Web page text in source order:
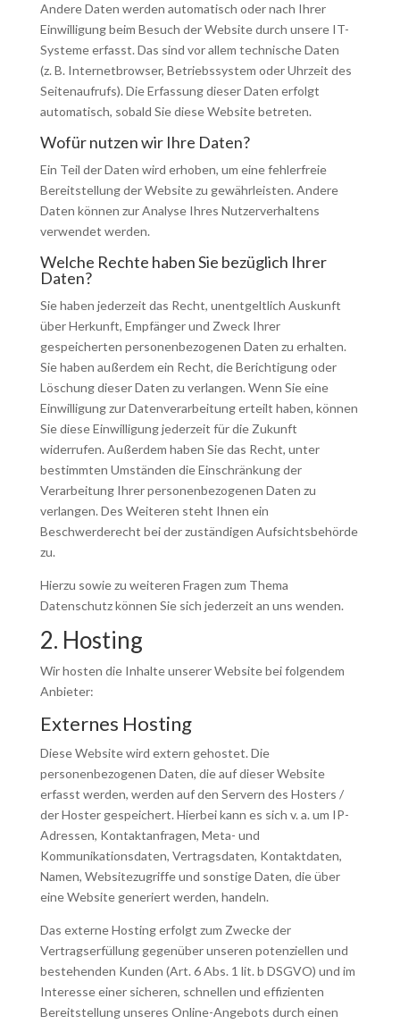
Andere Daten werden automatisch oder nach Ihrer
Einwilligung beim Besuch der Website durch unsere IT-
Systeme erfasst. Das sind vor allem technische Daten
(z. B. Internetbrowser, Betriebssystem oder Uhrzeit des
Seitenaufrufs). Die Erfassung dieser Daten erfolgt
automatisch, sobald Sie diese Website betreten.
Wofür nutzen wir Ihre Daten?
Ein Teil der Daten wird erhoben, um eine fehlerfreie
Bereitstellung der Website zu gewährleisten. Andere
Daten können zur Analyse Ihres Nutzerverhaltens
verwendet werden.
Welche Rechte haben Sie bezüglich Ihrer
Daten?
Sie haben jederzeit das Recht, unentgeltlich Auskunft
über Herkunft, Empfänger und Zweck Ihrer
gespeicherten personenbezogenen Daten zu erhalten.
Sie haben außerdem ein Recht, die Berichtigung oder
Löschung dieser Daten zu verlangen. Wenn Sie eine
Einwilligung zur Datenverarbeitung erteilt haben, können
Sie diese Einwilligung jederzeit für die Zukunft
widerrufen. Außerdem haben Sie das Recht, unter
bestimmten Umständen die Einschränkung der
Verarbeitung Ihrer personenbezogenen Daten zu
verlangen. Des Weiteren steht Ihnen ein
Beschwerderecht bei der zuständigen Aufsichtsbehörde
zu.
Hierzu sowie zu weiteren Fragen zum Thema
Datenschutz können Sie sich jederzeit an uns wenden.
2. Hosting
Wir hosten die Inhalte unserer Website bei folgendem
Anbieter:
Externes Hosting
Diese Website wird extern gehostet. Die
personenbezogenen Daten, die auf dieser Website
erfasst werden, werden auf den Servern des Hosters /
der Hoster gespeichert. Hierbei kann es sich v. a. um IP-
Adressen, Kontaktanfragen, Meta- und
Kommunikationsdaten, Vertragsdaten, Kontaktdaten,
Namen, Websitezugriffe und sonstige Daten, die über
eine Website generiert werden, handeln.
Das externe Hosting erfolgt zum Zwecke der
Vertragserfüllung gegenüber unseren potenziellen und
bestehenden Kunden (Art. 6 Abs. 1 lit. b DSGVO) und im
Interesse einer sicheren, schnellen und effizienten
Bereitstellung unseres Online-Angebots durch einen